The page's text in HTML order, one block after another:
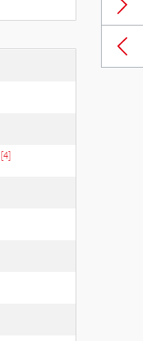
[4]